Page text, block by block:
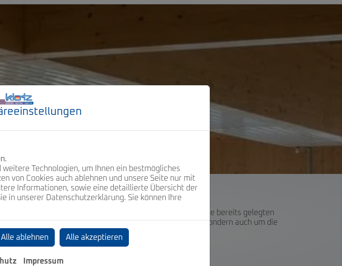
zu planen. Wird ein Gebäude saniert, müssen die bereits gelegten
nur um das richtige Licht in Wohn- und Arbeitsräumen, sondern auch um die
die Sie als Immobilienbesitzer haben.
Technologien, um Ihnen ein bestmögliches
von Cookies auch ablehnen und unsere Seite nur mit
Informationen, sowie eine detaillierte Übersicht der
in unserer Datenschutzerklärung. Sie können Ihre
Alle ablehnen Alle akzeptieren
Impressum